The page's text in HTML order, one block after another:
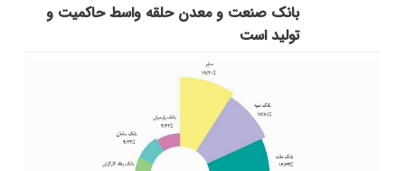
بانك صنعت و معدن حلقه واسط حاكمیت و
تولید است